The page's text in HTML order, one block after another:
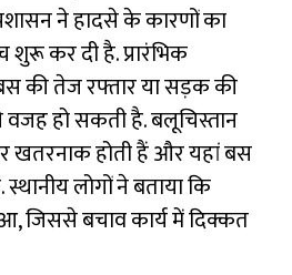
ने हादसे के कारणों का
कर दी है. प्रारंभिक
की तेज रफ्तार या सड़क की
वजह हो सकती है. बलूचिस्तान
खतरनाक होती हैं और यहां बस
लोगों ने बताया कि
जिससे बचाव कार्य में दिक्कत